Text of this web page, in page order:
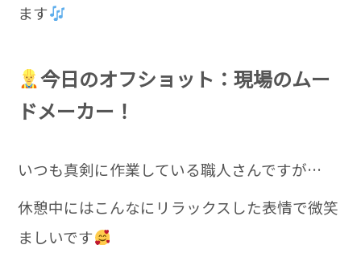
ます
今日のオフショット：現場のムー
ドメーカー！
いつも真剣に作業している職人さんですが…
休憩中にはこんなにリラックスした表情で微笑
ましいです